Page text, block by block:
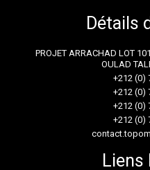
Détails
PROJET ARRACHAD LOT
OULAD
+212 (0)
+212 (0)
+212 (0)
+212 (0)
Liens